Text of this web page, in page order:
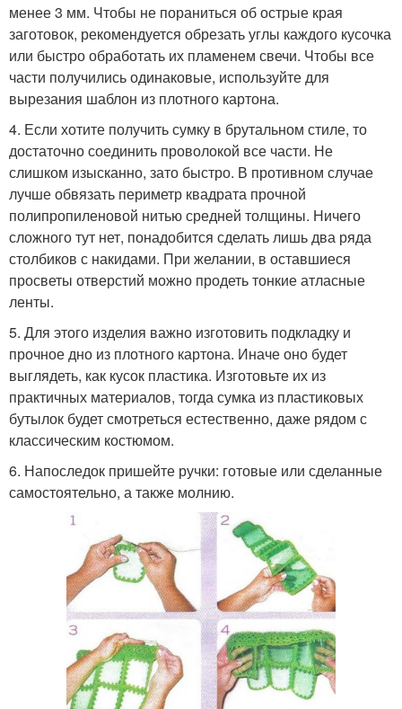
менее 3 мм. Чтобы не пораниться об острые края
заготовок, рекомендуется обрезать углы каждого кусочка
или быстро обработать их пламенем свечи. Чтобы все
части получились одинаковые, используйте для
вырезания шаблон из плотного картона.
4. Если хотите получить сумку в брутальном стиле, то
достаточно соединить проволокой все части. Не
слишком изысканно, зато быстро. В противном случае
лучше обвязать периметр квадрата прочной
полипропиленовой нитью средней толщины. Ничего
сложного тут нет, понадобится сделать лишь два ряда
столбиков с накидами. При желании, в оставшиеся
просветы отверстий можно продеть тонкие атласные
ленты.
5. Для этого изделия важно изготовить подкладку и
прочное дно из плотного картона. Иначе оно будет
выглядеть, как кусок пластика. Изготовьте их из
практичных материалов, тогда сумка из пластиковых
бутылок будет смотреться естественно, даже рядом с
классическим костюмом.
6. Напоследок пришейте ручки: готовые или сделанные
самостоятельно, а также молнию.